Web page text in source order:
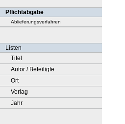
Pflichtabgabe
Ablieferungsverfahren
Listen
Titel
Autor / Beteiligte
Ort
Verlag
Jahr